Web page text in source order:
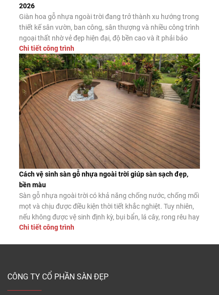
2026
Giàn hoa gỗ nhựa ngoài trời đang trở thành xu hướng trong
thiết kế sân vườn, ban công, sân thượng và nhiều công trình
ngoại thất nhờ vẻ đẹp hiện đại, độ bền cao và ít phải bảo
dưỡng. Đây là giải pháp thay thế hiệu quả cho giàn hoa gỗ
tự nhiên và giàn […]
Chi tiết công trình
Cách vệ sinh sàn gỗ nhựa ngoài trời giúp sàn sạch đẹp,
bền màu
Sàn gỗ nhựa ngoài trời có khả năng chống nước, chống mối
mọt và chịu được điều kiện thời tiết khắc nghiệt. Tuy nhiên,
nếu không được vệ sinh định kỳ, bụi bẩn, lá cây, rong rêu hay
dầu mỡ vẫn có thể tích tụ trên bề mặt, làm giảm tính thẩm
Chi tiết công trình
CÔNG TY CỔ PHẦN SÀN ĐẸP